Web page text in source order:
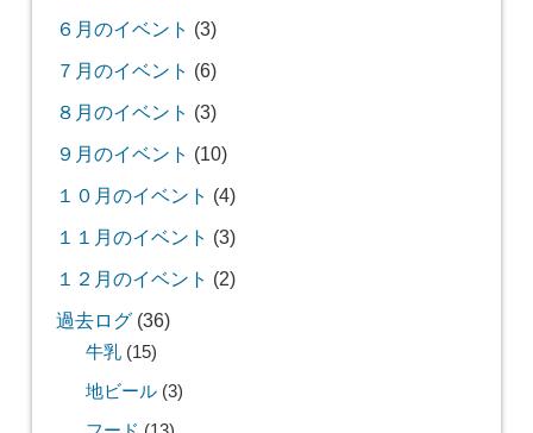
６月のイベント (3)
７月のイベント (6)
８月のイベント (3)
９月のイベント (10)
１０月のイベント (4)
１１月のイベント (3)
１２月のイベント (2)
過去ログ(36)
牛乳(15)
地ビール(3)